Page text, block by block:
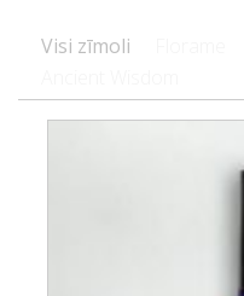
Visi zīmoli